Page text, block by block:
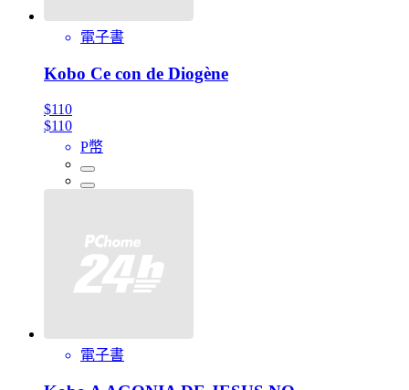
電子書
Kobo Ce con de Diogène
$110
$110
P幣
電子書